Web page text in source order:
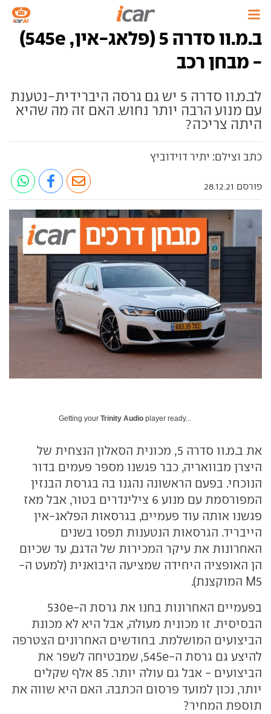
ב.מ.וו סדרה 5 (פלאג-אין, 545e)
- מבחן רכב
לב.מ.וו סדרה 5 יש גם גרסה היברידית-נטענת
עם מנוע הרבה יותר נחוש. האם זה מה שהיא
היתה צריכה?
כתב וצילם: יתיר דוידוביץ
פורסם 28.12.21
Getting your Trinity Audio player ready...
את ב.מ.וו סדרה 5, מכונית הסאלון הנצחית של
היצרן מבוואריה, כבר פגשנו מספר פעמים בדור
הנוכחי. בפעם הראשונה נהגנו בה בגרסת הבנזין
המפורסמת עם מנוע 6 צילינדרים בטור, אבל מאז
פגשנו אותה עוד פעמיים, בגרסאות הפלאג-אין
הייבריד. הגרסאות הנטענות תפסו בשנים
האחרונות את עיקר המכירות של הדגם, עד שכיום
הן האופציה היחידה שמציעה היבואנית (למעט ה-
M5 המוקצנת).
בפעמיים האחרונות בחנו את גרסת ה-530e
הבסיסית. זו מכונית מעולה, אבל היא לא מכונת
הביצועים המושלמת. בחודשים האחרונים הצטרפה
להיצע גם גרסת ה-545e, שמבטיחה לשפר את
הביצועים - אבל גם עולה יותר. 85 אלף שקלים
יותר, נכון למועד פרסום הכתבה. האם היא שווה את
תוספת המחיר?